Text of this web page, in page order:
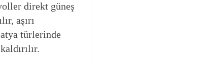
direkt güneş
aşırı
türlerinde